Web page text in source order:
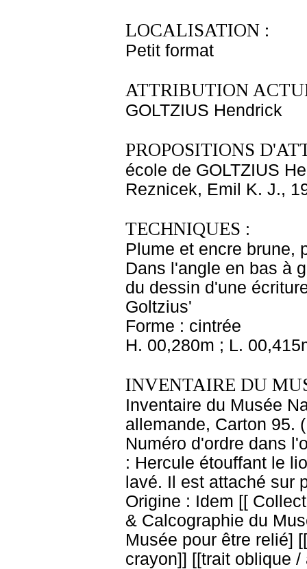
LOCALISATION :
Petit format
ATTRIBUTION
GOLTZIUS Hendrick
PROPOSITIONS
école de GOLTZIUS
Reznicek, Emil K. J.,
TECHNIQUES :
Plume et encre brune,
Dans l'angle en bas à
du dessin d'une
Goltzius'
Forme : cintrée
H. 00,280m ; L.
INVENTAIRE DU
Inventaire du Musée
allemande, Carton 95.
Numéro d'ordre dans
: Hercule étouffant le
lavé. Il est attaché sur
Origine : Idem [[
& Calcographie du
Musée pour être relié]
crayon]] [[trait oblique